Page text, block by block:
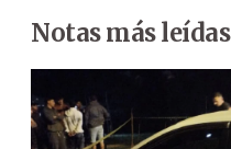
Notas más leídas